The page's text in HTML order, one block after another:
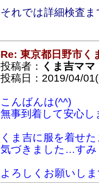
それでは詳細検査
Re: 東京都日野市く
投稿者：
くま吉ママ
投稿日：2019/04/
こんばんは(^^)
無事到着して安心し
くま吉に服を着せ
気づきました…すみ
よろしくお願いし